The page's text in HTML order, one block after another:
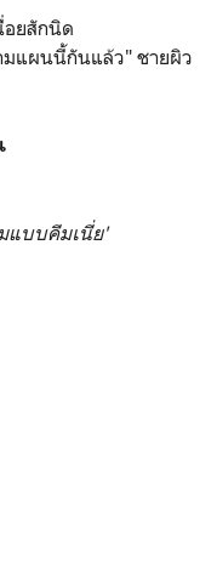
อยสักนิด
มแผนนี้กันแล้ว" ชายผิว
แบบคีมเนี่ย'